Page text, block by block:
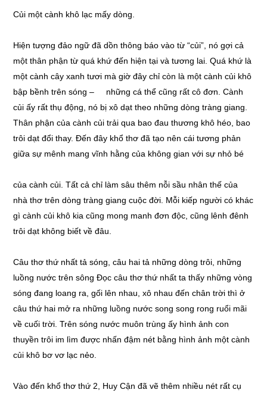
Củi một cành khô lạc mấy dòng.
Hiện tượng đảo ngữ đã dồn thông báo vào từ “củi”, nó gợi cả
một thân phận từ quá khứ đến hiện tại và tương lai. Quá khứ là
một cành cây xanh tươi mà giờ đây chỉ còn là một cành củi khô
bập bềnh trên sóng – những cá thể cũng rất cô đơn. Cành
củi ấy rất thụ động, nó bị xô dạt theo những dòng tràng giang.
Thân phận của cành củi trải qua bao đau thương khô héo, bao
trôi dạt đổi thay. Đến đây khổ thơ đã tạo nên cái tương phản
giữa sự mênh mang vĩnh hằng của không gian với sự nhỏ bé
của cành củi. Tất cả chỉ làm sâu thêm nỗi sầu nhân thế của
nhà thơ trên dòng tràng giang cuộc đời. Mỗi kiếp người có khác
gì cành củi khô kia cũng mong manh đơn độc, cũng lênh đênh
trôi dạt không biết về đâu.
Câu thơ thứ nhất tả sóng, câu hai tả những dòng trôi, những
luồng nước trên sông Đọc câu thơ thứ nhất ta thấy những vòng
sóng đang loang ra, gối lên nhau, xô nhau đến chân trời thì ở
câu thứ hai mở ra những luồng nước song song rong ruổi mãi
về cuối trời. Trên sóng nước muôn trùng ấy hình ảnh con
thuyền trôi im lìm được nhấn đậm nét bằng hình ảnh một cành
củi khô bơ vơ lạc nẻo.
Vào đến khổ thơ thứ 2, Huy Cận đã vẽ thêm nhiều nét rất cụ